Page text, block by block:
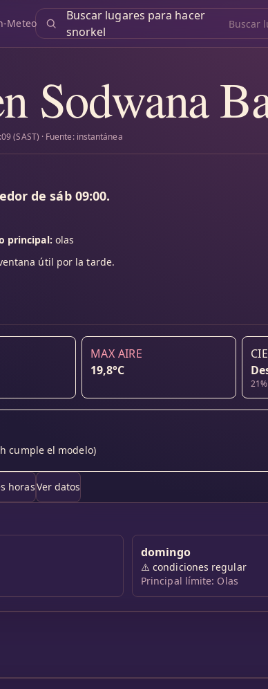
Meteo
Buscar lugares para hacer
snorkel
Sodwana
(SAST) · Fuente: instantánea
de sáb 09:00.
principal: olas
útil por la tarde.
MAX AIRE
19,8°C
cumple el modelo)
horasVer datos
domingo
⚠️condiciones regular
Principal límite: Olas